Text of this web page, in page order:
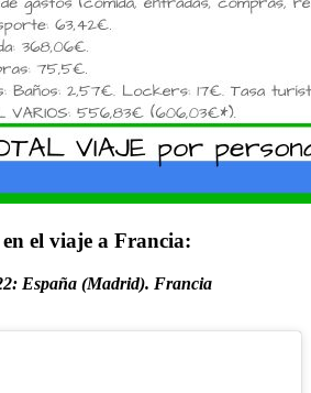
el viaje a Francia:
España (Madrid). Francia